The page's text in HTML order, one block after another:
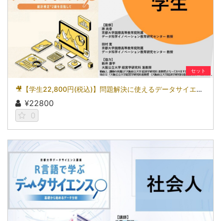
セット
🎥【学生22,800円(税込)】問題解決に使えるデータサイエンス～統計検定(R)2級を目指して～［京都大学データサイエンス講座］（2026）
¥22800
0